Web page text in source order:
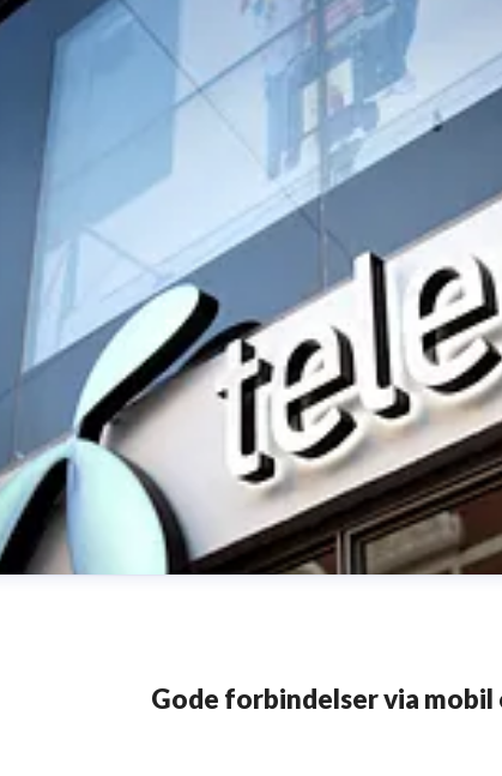
Gode forbindelser via mobil